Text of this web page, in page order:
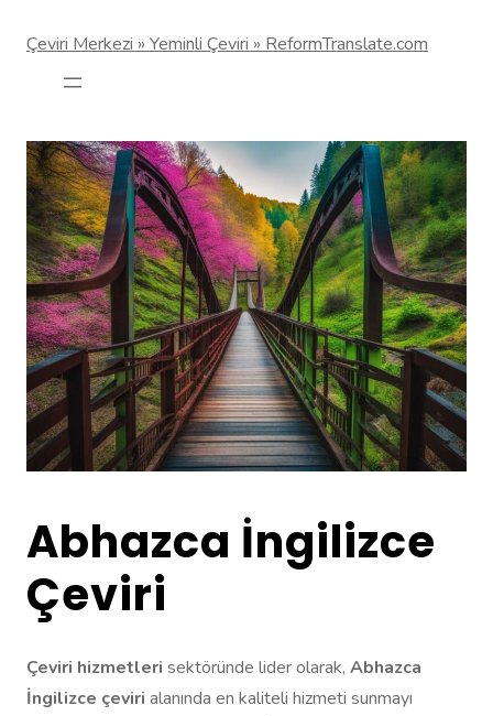
Çeviri Merkezi » Yeminli Çeviri » ReformTranslate.com
Abhazca İngilizce
Çeviri
Çeviri hizmetleri sektöründe lider olarak, Abhazca
İngilizce çeviri alanında en kaliteli hizmeti sunmayı